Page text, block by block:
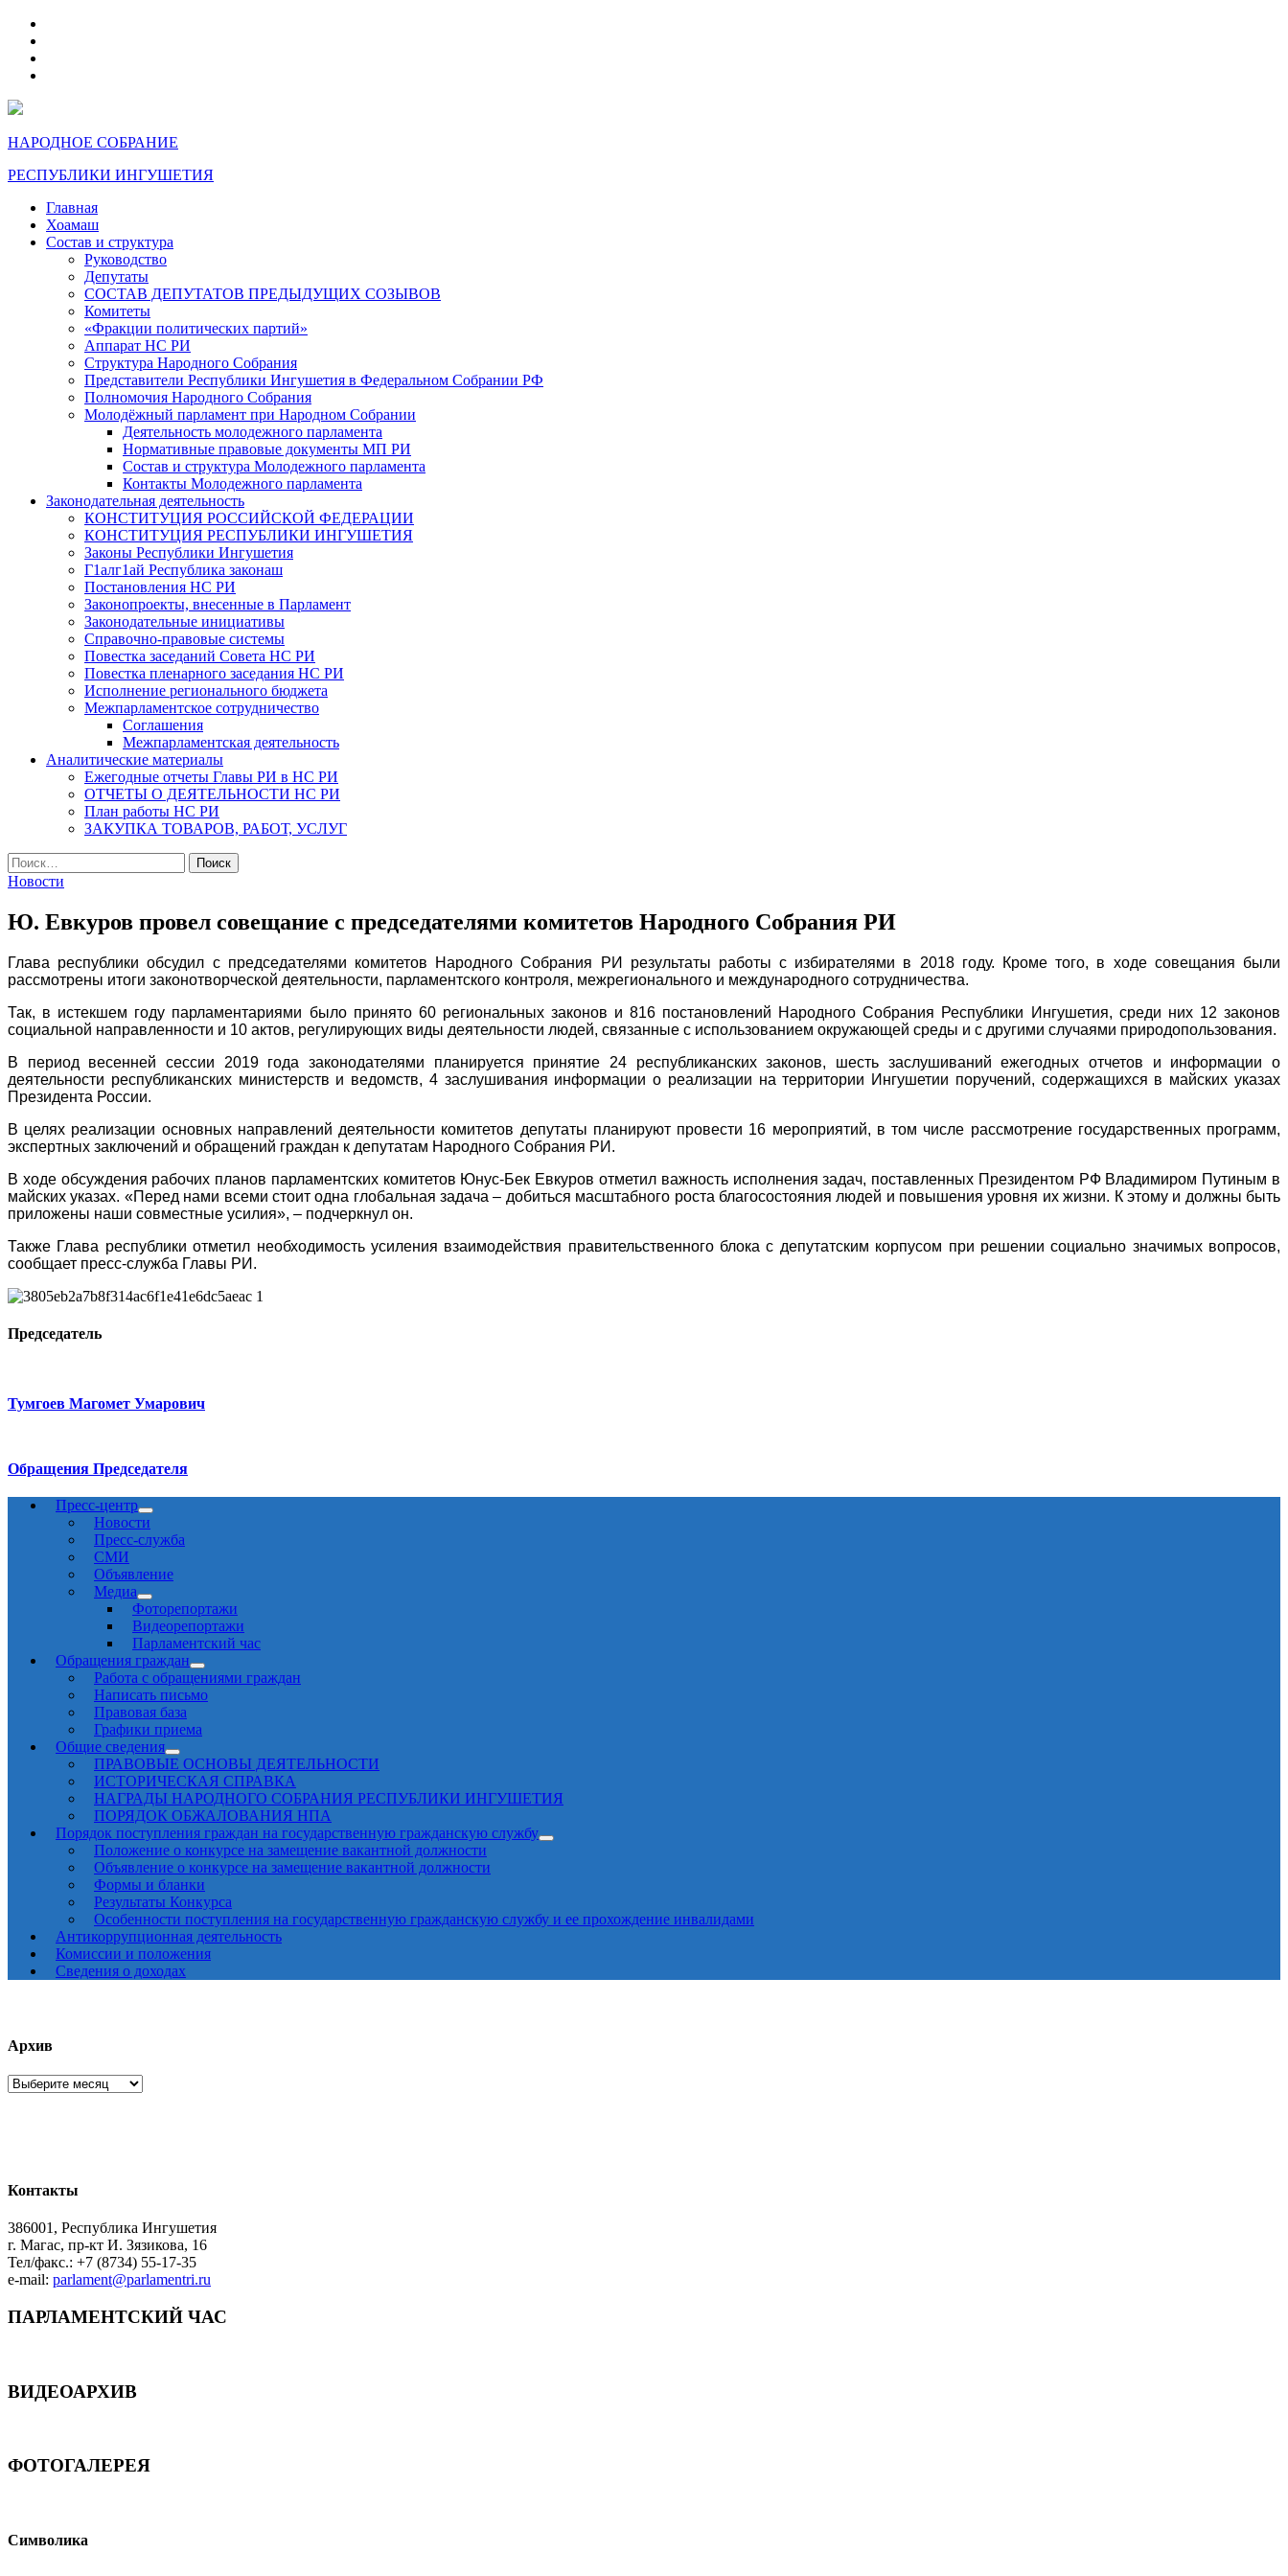
НАРОДНОЕ СОБРАНИЕ
РЕСПУБЛИКИ ИНГУШЕТИЯ
Главная
Хоамаш
Состав и структура
Руководство
Депутаты
СОСТАВ ДЕПУТАТОВ ПРЕДЫДУЩИХ СОЗЫВОВ
Комитеты
«Фракции политических партий»
Аппарат НС РИ
Структура Народного Собрания
Представители Республики Ингушетия в Федеральном Собрании РФ
Полномочия Народного Собрания
Молодёжный парламент при Народном Собрании
Деятельность молодежного парламента
Нормативные правовые документы МП РИ
Состав и структура Молодежного парламента
Контакты Молодежного парламента
Законодательная деятельность
КОНСТИТУЦИЯ РОССИЙСКОЙ ФЕДЕРАЦИИ
КОНСТИТУЦИЯ РЕСПУБЛИКИ ИНГУШЕТИЯ
Законы Республики Ингушетия
Г1алг1ай Республика законаш
Постановления НС РИ
Законопроекты, внесенные в Парламент
Законодательные инициативы
Справочно-правовые системы
Повестка заседаний Совета НС РИ
Повестка пленарного заседания НС РИ
Исполнение регионального бюджета
Межпарламентское сотрудничество
Соглашения
Межпарламентская деятельность
Аналитические материалы
Ежегодные отчеты Главы РИ в НС РИ
ОТЧЕТЫ О ДЕЯТЕЛЬНОСТИ НС РИ
План работы НС РИ
ЗАКУПКА ТОВАРОВ, РАБОТ, УСЛУГ
Найти:
Новости
Ю. Евкуров провел совещание с председателями комитетов Народного Собрания РИ
Глава республики обсудил с председателями комитетов Народного Собрания РИ результаты работы с избирателями в 2018 году. Кроме того, в ходе совещания были
рассмотрены итоги законотворческой деятельности, парламентского контроля, межрегионального и международного сотрудничества.
Так, в истекшем году парламентариями было принято 60 региональных законов и 816 постановлений Народного Собрания Республики Ингушетия, среди них 12 законов
социальной направленности и 10 актов, регулирующих виды деятельности людей, связанные с использованием окружающей среды и с другими случаями природопользования.
В период весенней сессии 2019 года законодателями планируется принятие 24 республиканских законов, шесть заслушиваний ежегодных отчетов и информации о
деятельности республиканских министерств и ведомств, 4 заслушивания информации о реализации на территории Ингушетии поручений, содержащихся в майских указах
Президента России.
В целях реализации основных направлений деятельности комитетов депутаты планируют провести 16 мероприятий, в том числе рассмотрение государственных программ,
экспертных заключений и обращений граждан к депутатам Народного Собрания РИ.
В ходе обсуждения рабочих планов парламентских комитетов Юнус-Бек Евкуров отметил важность исполнения задач, поставленных Президентом РФ Владимиром Путиным в
майских указах. «Перед нами всеми стоит одна глобальная задача – добиться масштабного роста благосостояния людей и повышения уровня их жизни. К этому и должны быть
приложены наши совместные усилия», – подчеркнул он.
Также Глава республики отметил необходимость усиления взаимодействия правительственного блока с депутатским корпусом при решении социально значимых вопросов,
сообщает пресс-служба Главы РИ.
Председатель
Тумгоев Магомет Умарович
Обращения Председателя
Пресс-центр
Новости
Пресс-служба
СМИ
Объявление
Медиа
Фоторепортажи
Видеорепортажи
Парламентский час
Обращения граждан
Работа с обращениями граждан
Написать письмо
Правовая база
Графики приема
Общие сведения
ПРАВОВЫЕ ОСНОВЫ ДЕЯТЕЛЬНОСТИ
ИСТОРИЧЕСКАЯ СПРАВКА
НАГРАДЫ НАРОДНОГО СОБРАНИЯ РЕСПУБЛИКИ ИНГУШЕТИЯ
ПОРЯДОК ОБЖАЛОВАНИЯ НПА
Порядок поступления граждан на государственную гражданскую службу
Положение о конкурсе на замещение вакантной должности
Объявление о конкурсе на замещение вакантной должности
Формы и бланки
Результаты Конкурса
Особенности поступления на государственную гражданскую службу и ее прохождение инвалидами
Антикоррупционная деятельность
Комиссии и положения
Сведения о доходах
Архив
Архив
Контакты
386001, Республика Ингушетия
г. Магас, пр-кт И. Зязикова, 16
Тел/факс.: +7 (8734) 55-17-35
e-mail: parlament@parlamentri.ru
ПАРЛАМЕНТСКИЙ ЧАС
ВИДЕОАРХИВ
ФОТОГАЛЕРЕЯ
Символика